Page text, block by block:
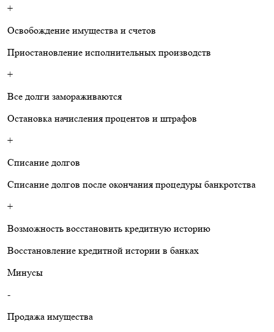
+
Освобождение имущества и счетов
Приостановление исполнительных производств
+
Все долги замораживаются
Остановка начисления процентов и штрафов
+
Списание долгов
Списание долгов после окончания процедуры банкротства
+
Возможность восстановить кредитную историю
Восстановление кредитной истории в банках
Минусы
-
Продажа имущества